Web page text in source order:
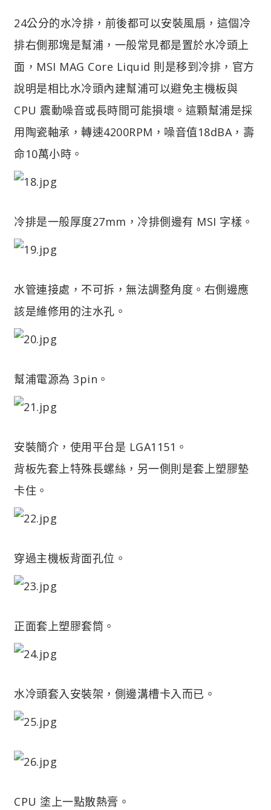
24公分的水冷排，前後都可以安裝風扇，這個冷
排右側那塊是幫浦，一般常見都是置於水冷頭上
面，MSI MAG Core Liquid 則是移到冷排，官方
說明是相比水冷頭內建幫浦可以避免主機板與
CPU 震動噪音或長時間可能損壞。這顆幫浦是採
用陶瓷軸承，轉速4200RPM，噪音值18dBA，壽
命10萬小時。
冷排是一般厚度27mm，冷排側邊有 MSI 字樣。
水管連接處，不可拆，無法調整角度。右側邊應
該是維修用的注水孔。
幫浦電源為 3pin。
安裝簡介，使用平台是 LGA1151。
背板先套上特殊長螺絲，另一側則是套上塑膠墊
卡住。
穿過主機板背面孔位。
正面套上塑膠套筒。
水冷頭套入安裝架，側邊溝槽卡入而已。
CPU 塗上一點散熱膏。